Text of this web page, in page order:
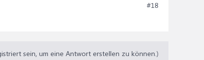
#18
sein, um eine Antwort erstellen zu können.)